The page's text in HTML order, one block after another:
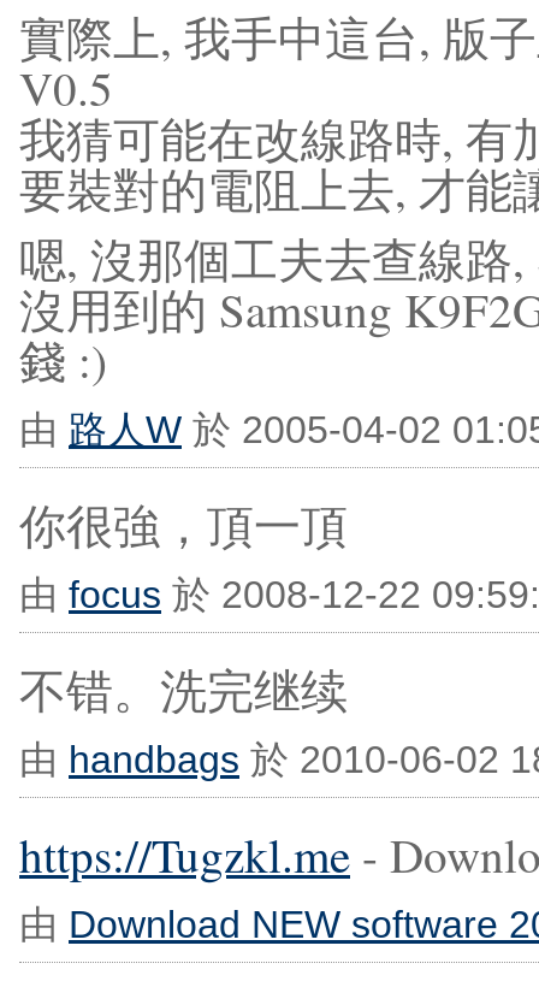
實際上, 我手中這台, 版
V0.5
我猜可能在改線路時, 有
要裝對的電阻上去, 才能
嗯, 沒那個工夫去查線路,
沒用到的 Samsung
錢 :)
由 路人W 於 2005-04-02
你很強，頂一頂
由 focus 於 2008-12-22
不错。洗完继续
由 handbags 於 2010-06-02
https://Tugzkl.me -
由 Download NEW software